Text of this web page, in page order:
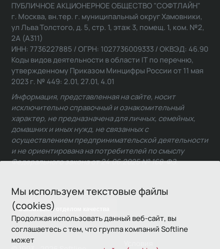
Мы используем текстовые файлы
(cookies)
Продолжая использовать данный веб-сайт, вы
соглашаетесь с тем, что группа компаний Softline
может
Связаться с отделом качества
ПУБЛИЧНОЕ АКЦИОНЕРНОЕ ОБЩЕСТВО "СОФТЛАЙН"
г. Москва, вн.тер. г. муниципальный округ Хамовники,
ул Льва Толстого, д. 5, стр. 1, этаж 3, помещ. 1, ком. №2,
2А (А311)
ИНН: 7736227885 / ОГРН: 1027736009333 / ОКВЭД: 46.90
Коды видов деятельности в области IT по перечню,
утвержденному Приказом Минцифры России от 11 мая
2023 г. № 449: 2.01, 27.01, 4.01
Информация, представленная на сайте, носит
исключительно справочный и ознакомительный
характер, не предназначена для личных, семейных,
домашних и иных нужд, не связанных с
осуществлением предпринимательской деятельности
и не ориентирована на потребителей по смыслу
Федерального закона от 24.06.2025 № 168-ФЗ.